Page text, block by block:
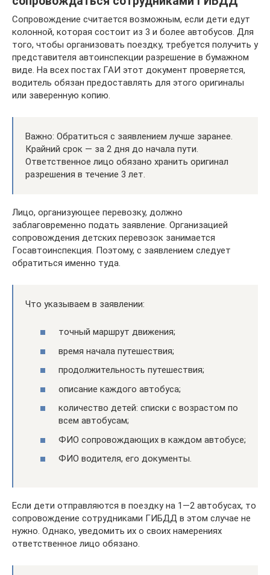
Сопровождение считается возможным, если дети едут
колонной, которая состоит из 3 и более автобусов. Для
того, чтобы организовать поездку, требуется получить у
представителя автоинспекции разрешение в бумажном
виде. На всех постах ГАИ этот документ проверяется,
водитель обязан предоставлять для этого оригиналы
или заверенную копию.
Важно: Обратиться с заявлением лучше заранее.
Крайний срок — за 2 дня до начала пути.
Ответственное лицо обязано хранить оригинал
разрешения в течение 3 лет.
Лицо, организующее перевозку, должно
заблаговременно подать заявление. Организацией
сопровождения детских перевозок занимается
Госавтоинспекция. Поэтому, с заявлением следует
обратиться именно туда.
Что указываем в заявлении:
точный маршрут движения;
время начала путешествия;
продолжительность путешествия;
описание каждого автобуса;
количество детей: списки с возрастом по
всем автобусам;
ФИО сопровождающих в каждом автобусе;
ФИО водителя, его документы.
Если дети отправляются в поездку на 1—2 автобусах, то
сопровождение сотрудниками ГИБДД в этом случае не
нужно. Однако, уведомить их о своих намерениях
ответственное лицо обязано.